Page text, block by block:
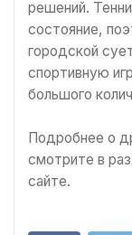
решений.
состояние,
городской
спортивную
большого
Подробнее о
смотрите в
сайте.